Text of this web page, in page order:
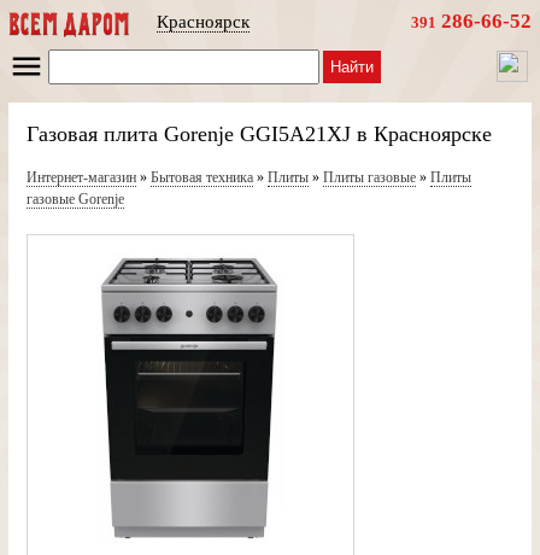
Красноярск 391 286-66-52
Найти
Газовая плита Gorenje GGI5A21XJ в Красноярске
Интернет-магазин» Бытовая техника» Плиты» Плиты газовые» Плиты
газовые Gorenje